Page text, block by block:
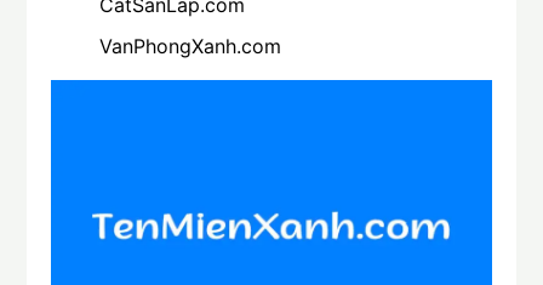
CatSanLap.com
VanPhongXanh.com